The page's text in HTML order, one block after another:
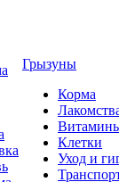
Грызуны
Корма
Клетки
Уход и